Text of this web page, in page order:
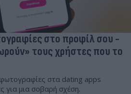
στο προφίλ σου -
τους χρήστες που το
στα dating apps
για μια σοβαρή σχέση.